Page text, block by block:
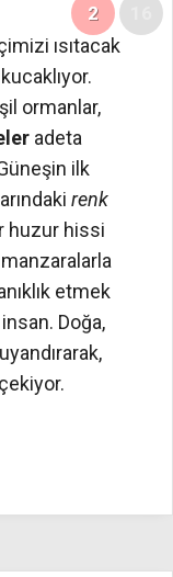
2
ısıtacak
ormanlar,
adeta
ilk
renk
huzur hissi
etmek
Doğa,